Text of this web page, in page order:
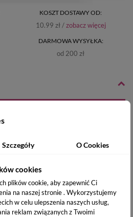
Szczegóły O Cookies
cookies
plików cookie, aby zapewnić Ci
na naszej stronie . Wykorzystujemy
w celu ulepszenia naszych usług,
reklam związanych z Twoimi
KOSZT DOSTAWY OD:
10.99 zł /zobacz więcej
DARMOWA WYSYŁKA:
od 200 zł
wkładki zapewniające komfort
, miłej w dotyku
poliamidu i elastanu. Nie mechaci
jest hipoalergicznym klejem
się na skórze, nie odznacza
pomiędzy skórą a wkładką.